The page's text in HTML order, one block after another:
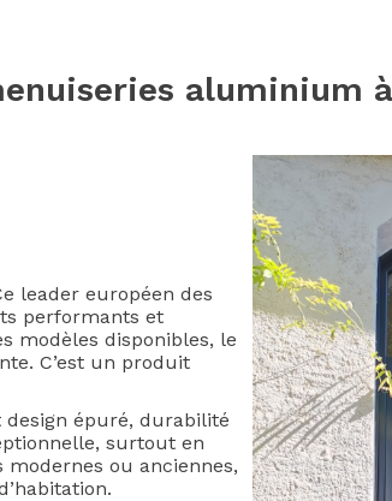
aluminium
leader européen des
performants et
modèles disponibles, le
C’est un produit
design épuré, durabilité
surtout en
modernes ou anciennes,